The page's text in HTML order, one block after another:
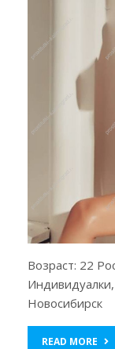
Возраст: 22
Новосибирск
READ MORE